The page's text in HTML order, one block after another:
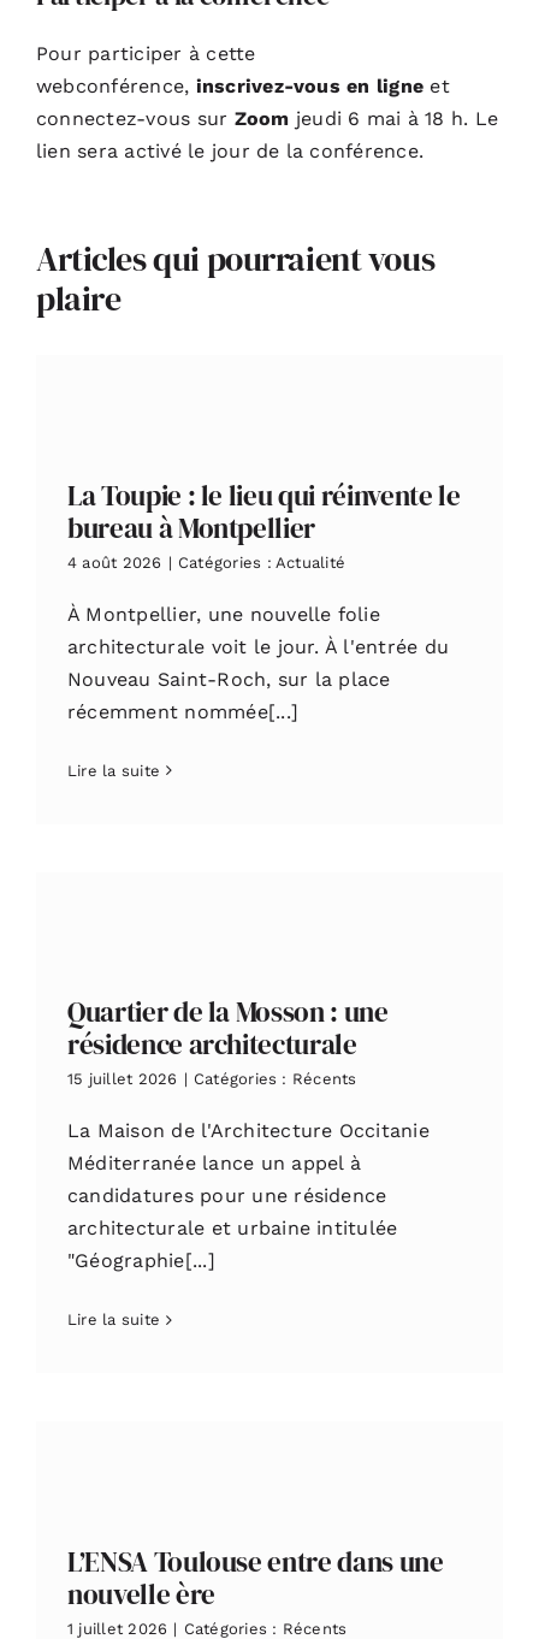
Pour participer à cette
webconférence, inscrivez-vous en ligne et
connectez-vous sur Zoom jeudi 6 mai à 18 h. Le
lien sera activé le jour de la conférence.
Articles qui pourraient vous
plaire
La Toupie : le lieu qui réinvente le
bureau à Montpellier
4 août 2026 | Catégories : Actualité
À Montpellier, une nouvelle folie
architecturale voit le jour. À l'entrée du
Nouveau Saint-Roch, sur la place
récemment nommée[...]
Lire la suite
Quartier de la Mosson : une
résidence architecturale
15 juillet 2026 | Catégories : Récents
La Maison de l'Architecture Occitanie
Méditerranée lance un appel à
candidatures pour une résidence
architecturale et urbaine intitulée
"Géographie[...]
Lire la suite
L’ENSA Toulouse entre dans une
nouvelle ère
1 juillet 2026 | Catégories : Récents